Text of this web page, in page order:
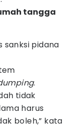
tangga
sanksi pidana
.
tidak
harus
boleh,” kata